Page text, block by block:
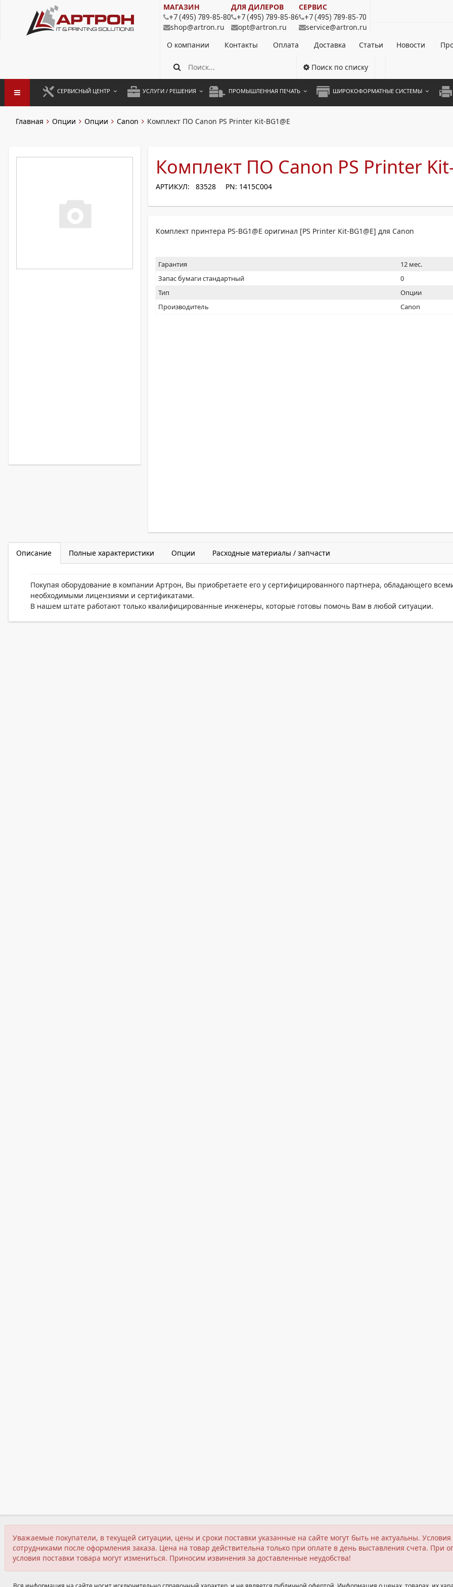
МАГАЗИН
+7 (495) 789-85-80
shop@artron.ru
ДЛЯ ДИЛЕРОВ
+7 (495) 789-85-86
opt@artron.ru
СЕРВИС
+7 (495) 789-85-70
service@artron.ru
О компании
Контакты Оплата Доставка Статьи Новости
Поиск по списку
СЕРВИСНЫЙ ЦЕНТР УСЛУГИ / РЕШЕНИЯ
АРЕНДА ОБОРУДОВАНИЯ
ПРОМЫШЛЕННАЯ ПЕЧАТЬ ШИРОКОФОРМАТНЫЕ СИСТЕМЫ
А4
Главная Опции Опции Canon Комплект ПО Canon PS Printer Kit-BG1@E
Комплект ПО Canon PS Printer
АРТИКУЛ: 83528 PN: 1415C004
Комплект принтера PS-BG1@E оригинал [PS Printer Kit-BG1@E] для Canon
Гарантия
12 мес.
Запас бумаги стандартный
0
Тип
Опции
Производитель
Canon
Описание Полные характеристики Опции Расходные материалы / запчасти
Покупая оборудование в компании Артрон, Вы приобретаете его у сертифицированного партнера, обладающего
необходимыми лицензиями и сертификатами.
В нашем штате работают только квалифицированные инженеры, которые готовы помочь Вам в любой ситуации.
Уважаемые покупатели, в текущей ситуации, цены и сроки поставки указанные на сайте могут быть не актуальны.
сотрудниками после оформления заказа. Цена на товар действительна только при оплате в день выставления счета.
условия поставки товара могут измениться. Приносим извинения за доставленные неудобства!